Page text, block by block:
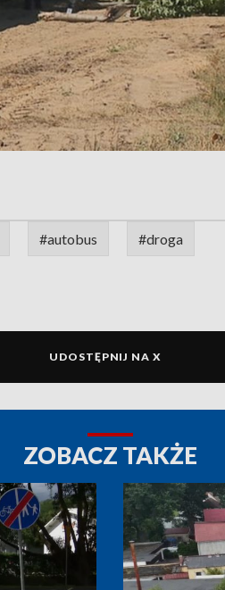
#autobus #droga
UDOSTĘPNIJ NA X
ZOBACZ TAKŻE